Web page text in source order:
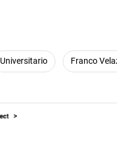
Universitario Franco